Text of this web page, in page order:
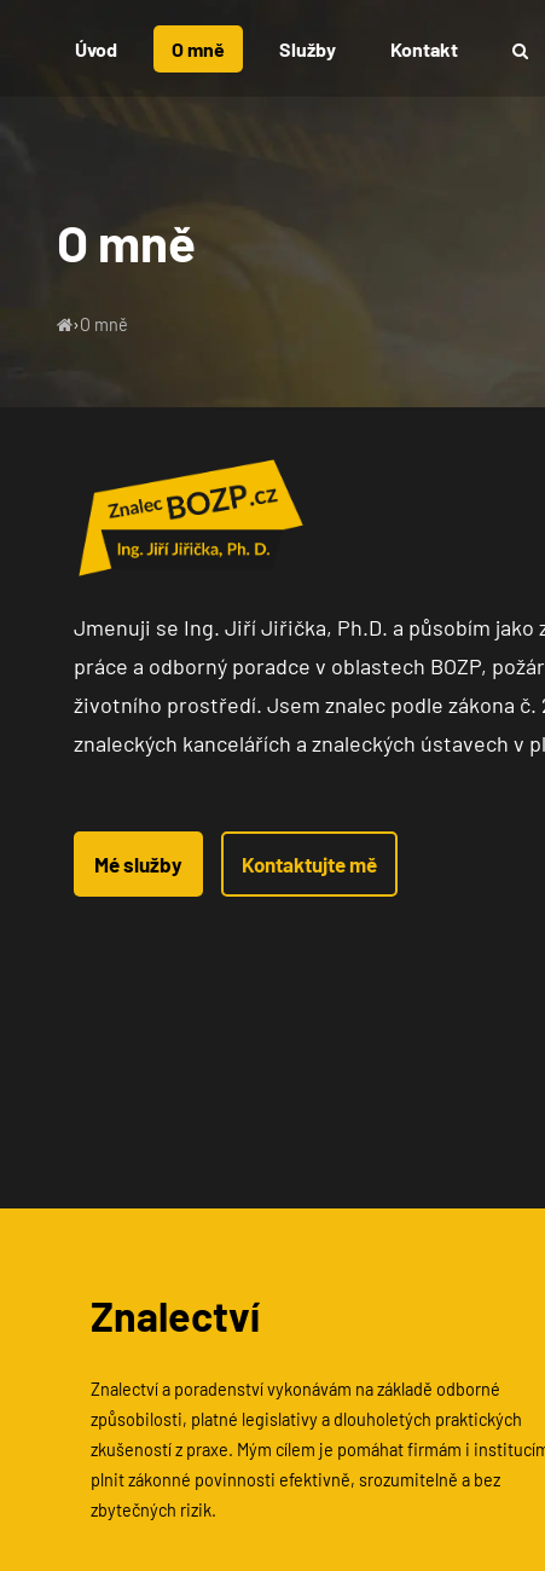
Úvod O mně Služby Kontakt
O mně
›O mně
Jmenuji se Ing. Jiří Jiřička, Ph.D. a působím jako
práce a odborný poradce v oblastech BOZP,
životního prostředí. Jsem znalec podle zákona č.
znaleckých kancelářích a znaleckých ústavech v
Mé služby Kontaktujte mě
Znalectví
Znalectví a poradenství vykonávám na základě odborné
způsobilosti, platné legislativy a dlouholetých praktických
zkušeností z praxe. Mým cílem je pomáhat firmám i
plnit zákonné povinnosti efektivně, srozumitelně a bez
zbytečných rizik.